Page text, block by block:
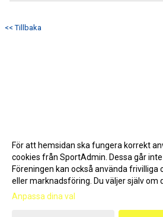
<< Tillbaka
Gå till Webbversion
För att hemsidan ska fungera korrekt
cookies från SportAdmin. Dessa går
Föreningen kan också använda frivilliga
eller marknadsföring. Du väljer själv om
Anpassa dina val